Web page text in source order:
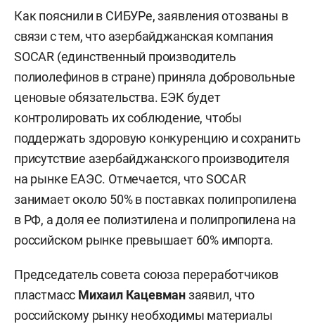
Как пояснили в СИБУРе, заявления отозваны в
связи с тем, что азербайджанская компания
SOCAR (единственный производитель
полиолефинов в стране) приняла добровольные
ценовые обязательства. ЕЭК будет
контролировать их соблюдение, чтобы
поддержать здоровую конкуренцию и сохранить
присутствие азербайджанского производителя
на рынке ЕАЭС. Отмечается, что SOCAR
занимает около 50% в поставках полипропилена
в РФ, а доля ее полиэтилена и полипропилена на
российском рынке превышает 60% импорта.
Председатель совета союза переработчиков
пластмасс Михаил Кацевманзаявил, что
российскому рынку необходимы материалы